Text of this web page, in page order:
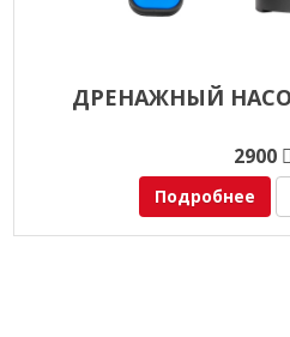
ДРЕНАЖНЫЙ НАСОС
2900
Подробнее